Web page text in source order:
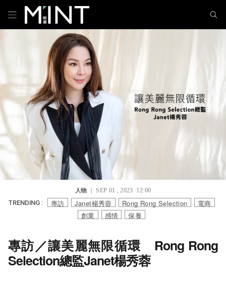
人物 ｜ SEP 01 , 2023 12:00
TRENDING : 專訪 Janet楊秀蓉 Rong Rong Selection
電商
創業
感情 保養
專訪／讓美麗無限循環 Rong Rong
Selection總監Janet楊秀蓉